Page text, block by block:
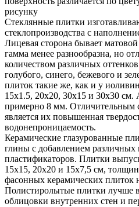
рисунку
Стеклянные плитки
стеклопроизводства с
Лицевая сторона бывает
гамма менее разнообразна, но
количеством различных
голубого, синего, бежевого и
плиток такие же, как и у
15x1.5, 20x20, 30x15 и 30x30
примерно 8 мм. Отличительным
является их повышенная
водонепроницаемость.
Керамические глазурованные
глины с добавлением различных
пластификаторов. Плитки
15x15, 20x20 и 15x7,5 см,
фасонных керамических плиток
Полистиролытые плитки лучше
облицовки внутренних стен и